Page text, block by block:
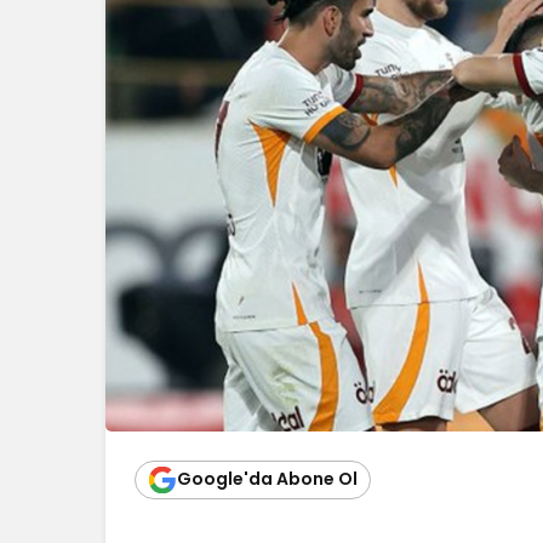
Google'da Abone Ol